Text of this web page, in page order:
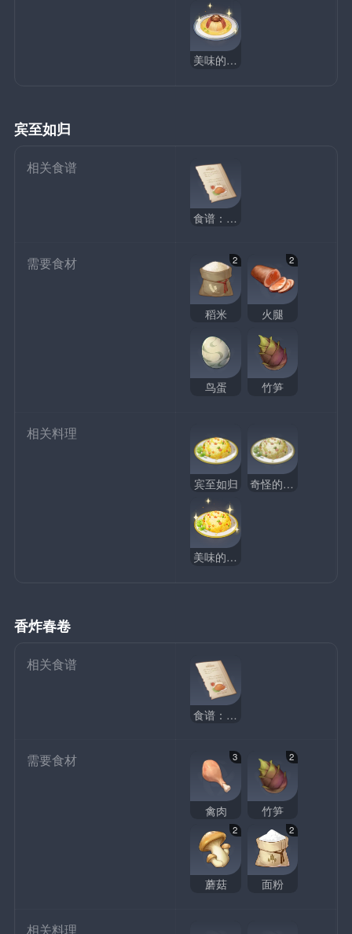
美味的扣三丝
宾至如归
相关食谱
食谱：宾至如归
需要食材 2
稻米
2
火腿
鸟蛋 竹笋
相关料理
宾至如归 奇怪的宾至如归
美味的宾至如归
香炸春卷
相关食谱
食谱：香炸春卷
需要食材 3
禽肉
2
竹笋
2
蘑菇
2
面粉
相关料理